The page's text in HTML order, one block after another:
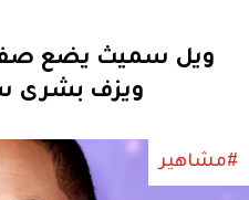
ويل سميث يضع
ويزف بشرى
#مشاهير